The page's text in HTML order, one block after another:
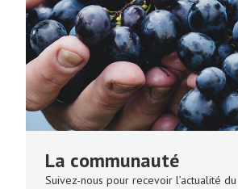
La communauté
Suivez-nous pour recevoir l’actualité